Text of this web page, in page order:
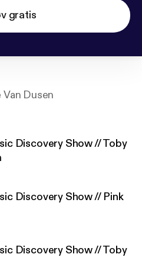
gratis
Dusen
Discovery Show // Toby
Discovery Show // Pink
Discovery Show // Toby